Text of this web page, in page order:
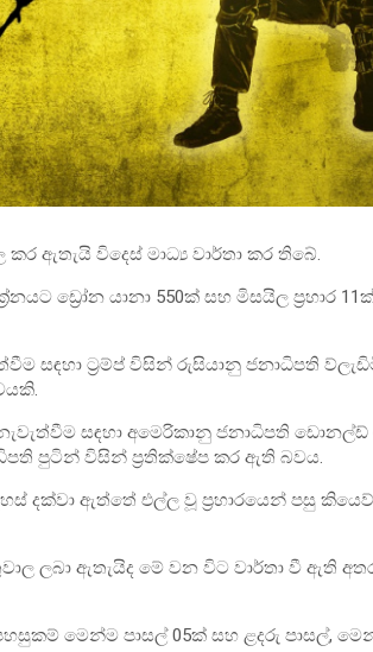
ඇතැයි විදෙස් මාධ්‍ය වාර්තා කර තිබේ.
ඩ්‍රෝන යානා 550ක් සහ මිසයිල ප්‍රහාර
සඳහා ට්‍රම්ප් විසින් රුසියානු ජනාධිපති
සඳහා අමෙරිකානු ජනාධිපති ඩොනල්ඩ්
පුටින් විසින් ප්‍රතික්ෂේප කර ඇති බවය.
දක්වා ඇත්තේ එල්ල වූ ප්‍රහාරයෙන් පසු
ලබා ඇතැයිද මේ වන විට වාර්තා වී ඇති
මෙන්ම පාසල් 05ක් සහ ළදරු පාසල්,